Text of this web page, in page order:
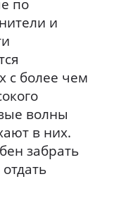
по
и
с более чем
волны
в них.
забрать